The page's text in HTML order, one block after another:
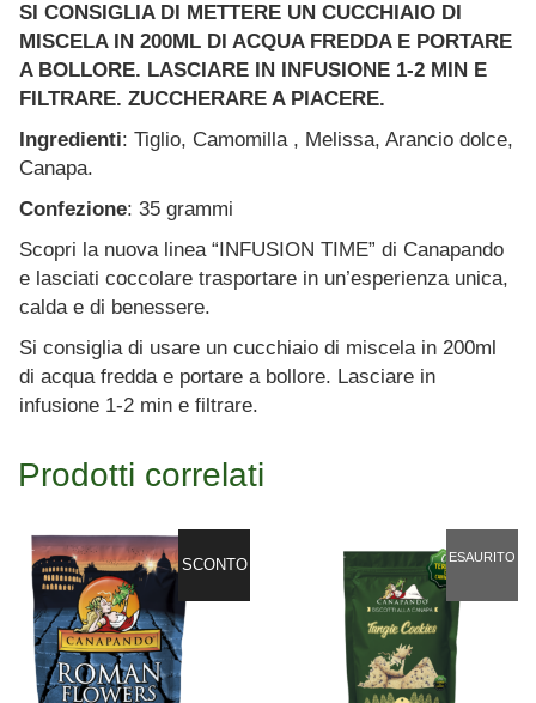
SI CONSIGLIA DI METTERE UN CUCCHIAIO DI
MISCELA IN 200ML DI ACQUA FREDDA E PORTARE
A BOLLORE. LASCIARE IN INFUSIONE 1-2 MIN E
FILTRARE. ZUCCHERARE A PIACERE.
Ingredienti: Tiglio, Camomilla , Melissa, Arancio dolce,
Canapa.
Confezione: 35 grammi
Scopri la nuova linea “INFUSION TIME” di Canapando
e lasciati coccolare trasportare in un’esperienza unica,
calda e di benessere.
Si consiglia di usare un cucchiaio di miscela in 200ml
di acqua fredda e portare a bollore. Lasciare in
infusione 1-2 min e filtrare.
Prodotti correlati
SCONTO ESAURITO